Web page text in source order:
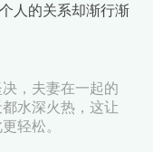
人的关系却渐行渐
，夫妻在一起的
水深火热，这让
轻松。